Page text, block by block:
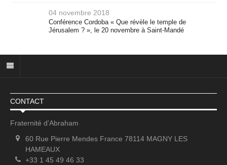
04 novembre 2018
Conférence Cordoba « Que révèle le temple de
Jérusalem ? », le 20 novembre à Saint-Mandé
CONTACT
Fraternité d'Abraham
60 Rue Pierre Mendes France 78114 MAGNY LES
HAMEAUX
+33 1 45 49 46 33